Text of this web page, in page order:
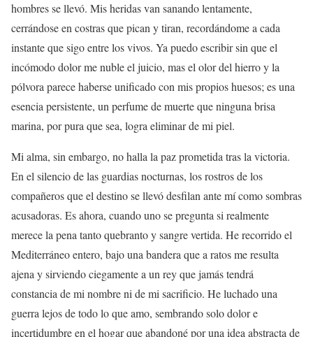
hombres se llevó. Mis heridas van sanando lentamente,
cerrándose en costras que pican y tiran, recordándome a cada
instante que sigo entre los vivos. Ya puedo escribir sin que el
incómodo dolor me nuble el juicio, mas el olor del hierro y la
pólvora parece haberse unificado con mis propios huesos; es una
esencia persistente, un perfume de muerte que ninguna brisa
marina, por pura que sea, logra eliminar de mi piel.
Mi alma, sin embargo, no halla la paz prometida tras la victoria.
En el silencio de las guardias nocturnas, los rostros de los
compañeros que el destino se llevó desfilan ante mí como sombras
acusadoras. Es ahora, cuando uno se pregunta si realmente
merece la pena tanto quebranto y sangre vertida. He recorrido el
Mediterráneo entero, bajo una bandera que a ratos me resulta
ajena y sirviendo ciegamente a un rey que jamás tendrá
constancia de mi nombre ni de mi sacrificio. He luchado una
guerra lejos de todo lo que amo, sembrando solo dolor e
incertidumbre en el hogar que abandoné por una idea abstracta de